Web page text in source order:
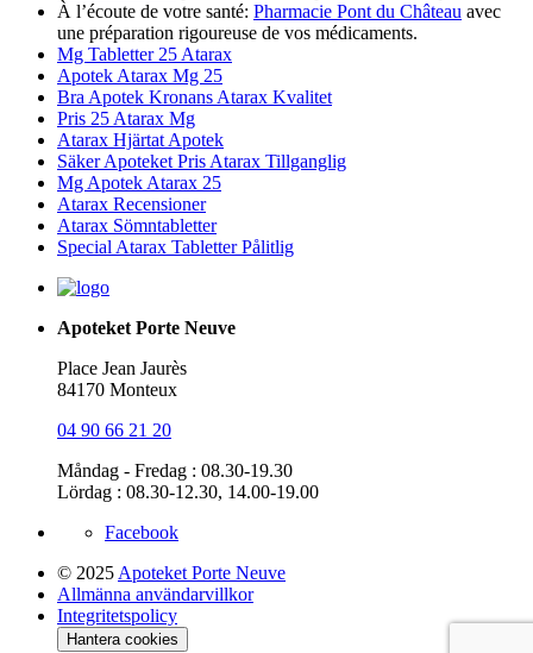
À l’écoute de votre santé: Pharmacie Pont du Château avec
une préparation rigoureuse de vos médicaments.
Mg Tabletter 25 Atarax
Apotek Atarax Mg 25
Bra Apotek Kronans Atarax Kvalitet
Pris 25 Atarax Mg
Atarax Hjärtat Apotek
Säker Apoteket Pris Atarax Tillganglig
Mg Apotek Atarax 25
Atarax Recensioner
Atarax Sömntabletter
Special Atarax Tabletter Pålitlig
Apoteket Porte Neuve
Place Jean Jaurès
84170 Monteux
04 90 66 21 20
Måndag - Fredag : 08.30-19.30
Lördag : 08.30-12.30, 14.00-19.00
Facebook
© 2025 Apoteket Porte Neuve
Allmänna användarvillkor
Integritetspolicy
Hantera cookies